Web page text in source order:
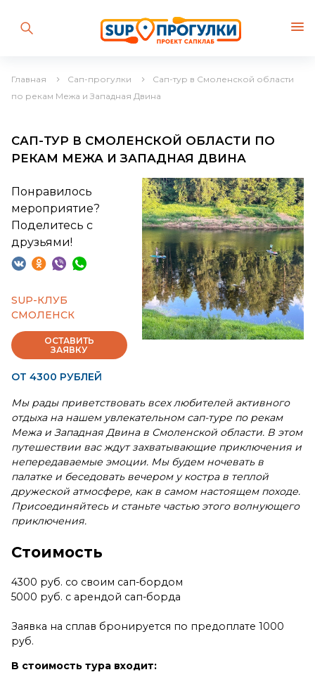
Главная Сап-прогулки
Сап-тур в Смоленской области
по рекам Межа и Западная Двина
САП-ТУР В СМОЛЕНСКОЙ ОБЛАСТИ ПО
РЕКАМ МЕЖА И ЗАПАДНАЯ ДВИНА
SUP-КЛУБ
СМОЛЕНСК
ОСТАВИТЬ
ЗАЯВКУ
ОТ 4300 РУБЛЕЙ
Мы рады приветствовать всех любителей активного
отдыха на нашем увлекательном сап-туре по рекам
Межа и Западная Двина в Смоленской области. В этом
путешествии вас ждут захватывающие приключения и
непередаваемые эмоции. Мы будем ночевать в
палатке и беседовать вечером у костра в теплой
дружеской атмосфере, как в самом настоящем походе.
Присоединяйтесь и станьте частью этого волнующего
приключения.
Стоимость
4300 руб. со своим сап-бордом
5000 руб. с арендой сап-борда
Заявка на сплав бронируется по предоплате 1000
руб.
В стоимость тура входит:
Понравилось
мероприятие?
Поделитесь с
друзьями!